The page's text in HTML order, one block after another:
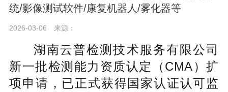
统/影像测试软件/康复机器人/雾化器等
2026-03-06 来源：
湖南云普检测技术服务有限公司
新一批检测能力资质认定（CMA）扩
项申请，已正式获得国家认证认可监